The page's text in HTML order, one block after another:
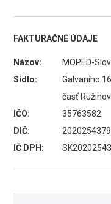
FAKTURAČNÉ ÚDAJE
Názov:
MOPED-
Sídlo:
Galvaniho
časť Ružinov
IČO:
35763582
DIČ:
2020254379
IČ DPH: